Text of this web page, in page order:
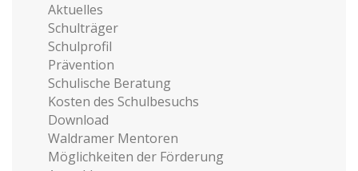
Aktuelles
Schulträger
Schulprofil
Prävention
Schulische Beratung
Kosten des Schulbesuchs
Download
Waldramer Mentoren
Möglichkeiten der Förderung